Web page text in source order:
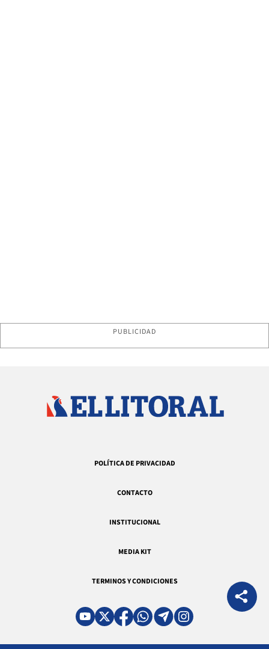
PUBLICIDAD
POLÍTICA DE PRIVACIDAD
CONTACTO
INSTITUCIONAL
MEDIA KIT
TERMINOS Y CONDICIONES